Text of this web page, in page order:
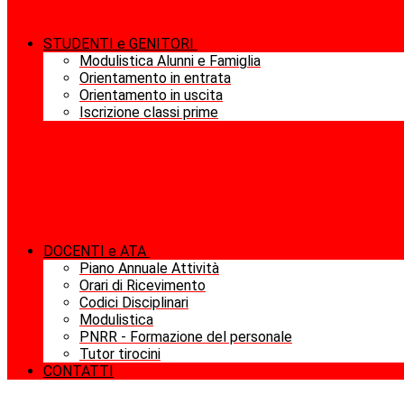
STUDENTI e GENITORI
Modulistica Alunni e Famiglia
Orientamento in entrata
Orientamento in uscita
Iscrizione classi prime
DOCENTI e ATA
Piano Annuale Attività
Orari di Ricevimento
Codici Disciplinari
Modulistica
PNRR - Formazione del personale
Tutor tirocini
CONTATTI